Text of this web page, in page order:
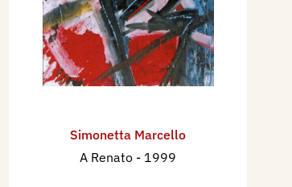
Simonetta Marcello
A Renato - 1999